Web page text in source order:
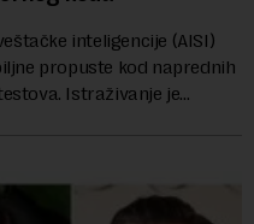
inteligencije (AISI)
propuste kod naprednih
Istraživanje je